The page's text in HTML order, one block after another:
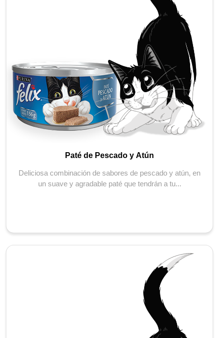
Paté de Pescado y Atún
Deliciosa combinación de sabores de pescado y atún, en
un suave y agradable paté que tendrán a tu...